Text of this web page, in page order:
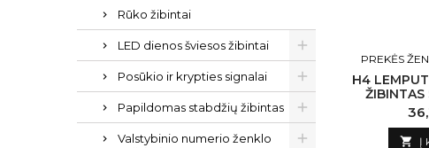
Rūko žibintai
LED dienos šviesos žibintai
Posūkio ir krypties signalai
Papildomas stabdžių žibintas
Valstybinio numerio ženklo
PREKĖS
H4
ŽIBINTAS
 Į